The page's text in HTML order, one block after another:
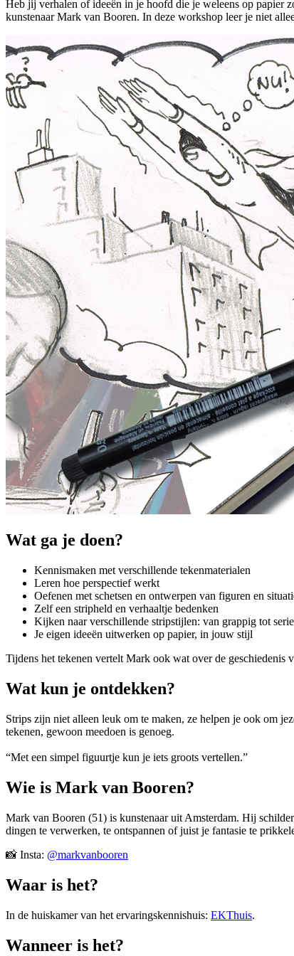
Heb jij verhalen of ideeën in je hoofd die je weleens op papier
kunstenaar Mark van Booren. In deze workshop leer je niet
Wat ga je doen?
Kennismaken met verschillende tekenmaterialen
Leren hoe perspectief werkt
Oefenen met schetsen en ontwerpen van figuren en
Zelf een stripheld en verhaaltje bedenken
Kijken naar verschillende stripstijlen: van grappig tot
Je eigen ideeën uitwerken op papier, in jouw stijl
Tijdens het tekenen vertelt Mark ook wat over de geschiedenis
Wat kun je ontdekken?
Strips zijn niet alleen leuk om te maken, ze helpen je ook om
tekenen, gewoon meedoen is genoeg.
“Met een simpel figuurtje kun je iets groots vertellen.”
Wie is Mark van Booren?
Mark van Booren (51) is kunstenaar uit Amsterdam. Hij
dingen te verwerken, te ontspannen of juist je fantasie te
📸 Insta: @markvanbooren
Waar is het?
In de huiskamer van het ervaringskennishuis: EKThuis.
Wanneer is het?